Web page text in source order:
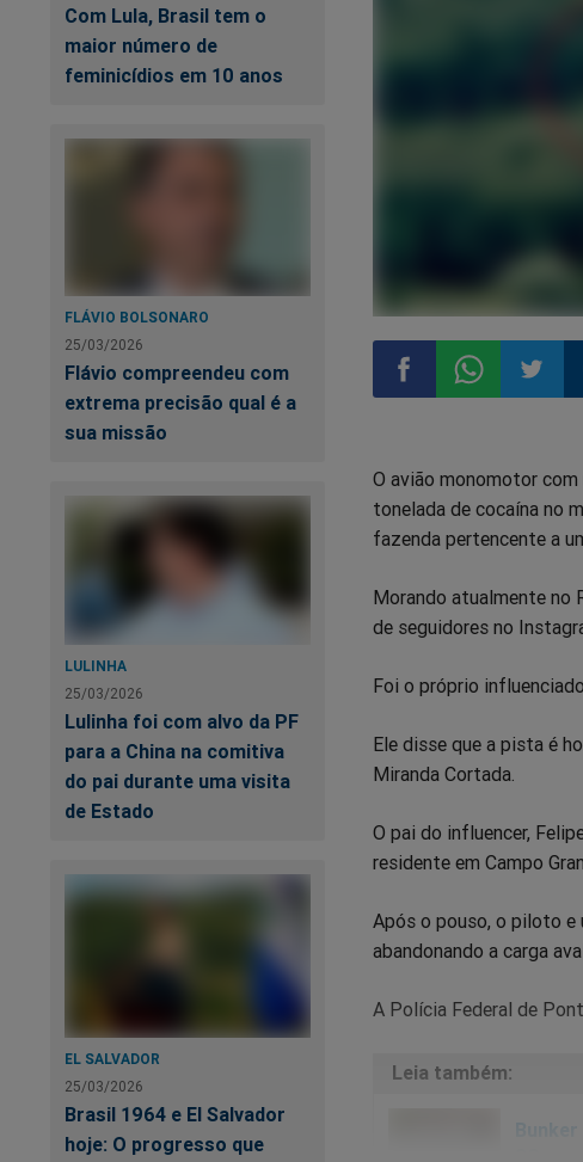
Com Lula, Brasil tem o
maior número de
feminicídios em 10 anos
FLÁVIO BOLSONARO
25/03/2026
Flávio compreendeu com
extrema precisão qual é a
sua missão
LULINHA
25/03/2026
Lulinha foi com alvo da PF
para a China na comitiva
do pai durante uma visita
de Estado
EL SALVADOR
25/03/2026
Brasil 1964 e El Salvador
hoje: O progresso que
no
Facebook
no
Whatsapp
no
O avião monomotor
tonelada de cocaína no
fazenda pertencente a
Morando atualmente no
de seguidores no
Foi o próprio
Ele disse que a pista é
Miranda Cortada.
O pai do influencer,
residente em Campo
Após o pouso, o piloto e
abandonando a carga
A Polícia Federal de